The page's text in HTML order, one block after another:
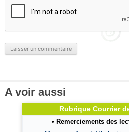
A voir aussi
Rubrique Courrier
• Remerciements des